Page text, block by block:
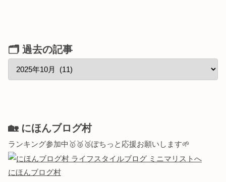
🗂 過去の記事
🏡 にほんブログ村
ランキング参加中🥇🥈🥉ぽちっと応援お願いします🌱
にほんブログ村